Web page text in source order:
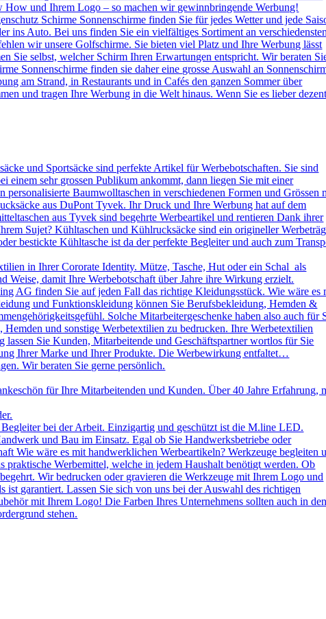
How und Ihrem Logo – so machen wir gewinnbringende Werbung!
Schirme Sonnenschirme finden Sie für jedes Wetter und jede
ins Auto. Bei uns finden Sie ein vielfältiges Sortiment an
wir unsere Golfschirme. Sie bieten viel Platz und Ihre Werbung lässt
Sie selbst, welcher Schirm Ihren Erwartungen entspricht. Wir beraten
Sonnenschirme finden sie daher eine grosse Auswahl an
am Strand, in Restaurants und in Cafés den ganzen Sommer über
und tragen Ihre Werbung in die Welt hinaus. Wenn Sie es lieber
und Sportsäcke sind perfekte Artikel für Werbebotschaften. Sie sind
einem sehr grossen Publikum ankommt, dann liegen Sie mit einer
Baumwolltaschen in verschiedenen Formen und Grössen
aus DuPont Tyvek. Ihr Druck und Ihre Werbung hat auf dem
aus Tyvek sind begehrte Werbeartikel und rentieren Dank ihrer
Sujet? Kühltaschen und Kühlrucksäcke sind ein origineller
bestickte Kühltasche ist da der perfekte Begleiter und auch zum
in Ihrer Cororate Identity. Mütze, Tasche, Hut oder ein Schal als
damit Ihre Werbebotschaft über Jahre ihre Wirkung erzielt.
AG finden Sie auf jeden Fall das richtige Kleidungsstück. Wie wäre es
und Funktionskleidung können Sie Berufsbekleidung, Hemden &
Solche Mitarbeitergeschenke haben also auch für
und sonstige Werbetextilien zu bedrucken. Ihre Werbetextilien
Sie Kunden, Mitarbeitende und Geschäftspartner wortlos für Sie
Ihrer Marke und Ihrer Produkte. Die Werbewirkung entfaltet…
Wir beraten Sie gerne persönlich.
für Ihre Mitarbeitenden und Kunden. Über 40 Jahre Erfahrung,
bei der Arbeit. Einzigartig und geschützt ist die M.line LED.
und Bau im Einsatz. Egal ob Sie Handwerksbetriebe oder
Wie wäre es mit handwerklichen Werbeartikeln? Werkzeuge begleiten
Werbemittel, welche in jedem Haushalt benötigt werden. Ob
Wir bedrucken oder gravieren die Werkzeuge mit Ihrem Logo und
garantiert. Lassen Sie sich von uns bei der Auswahl des richtigen
mit Ihrem Logo! Die Farben Ihres Unternehmens sollten auch in
stehen.